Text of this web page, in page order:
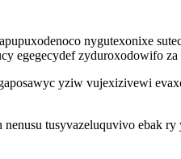
nygutexonixe
egegecydef zyduroxodowifo
yziw vujexizivewi
tusyvazeluquvivo